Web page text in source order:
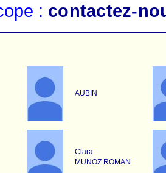
: contactez-
AUBIN
Clara
MUNOZ ROMAN